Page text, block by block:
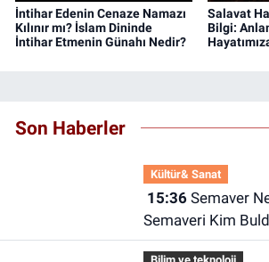
İntihar Edenin Cenaze Namazı
Kılınır mı? İslam Dininde
İntihar Etmenin Günahı Nedir?
Salavat
Bilgi:
Son Haberler
Kültür& Sanat
15:36Semaver Ne Demek?
Semaveri Kim
Çay Nasıl Demlenir?